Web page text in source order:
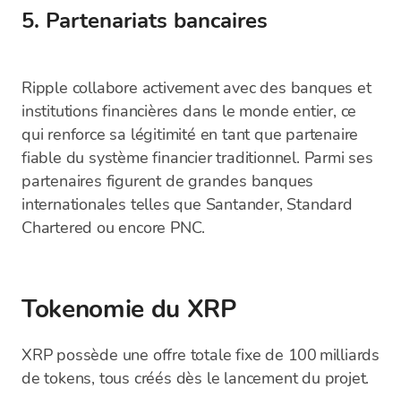
5. Partenariats bancaires
Ripple collabore activement avec des banques et
institutions financières dans le monde entier, ce
qui renforce sa légitimité en tant que partenaire
fiable du système financier traditionnel. Parmi ses
partenaires figurent de grandes banques
internationales telles que Santander, Standard
Chartered ou encore PNC.
Tokenomie du XRP
XRP possède une offre totale fixe de 100 milliards
de tokens, tous créés dès le lancement du projet.